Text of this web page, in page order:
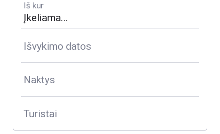
Iš kur
Išvykimo datos
Naktys
Turistai